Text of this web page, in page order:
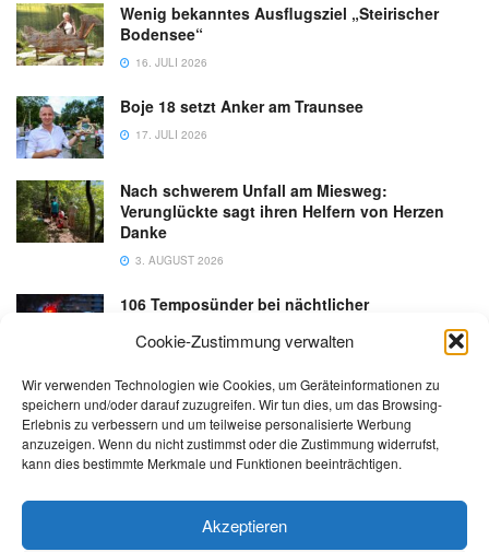
Cookie-Zustimmung verwalten
Wir verwenden Technologien wie Cookies, um Geräteinformationen zu
speichern und/oder darauf zuzugreifen. Wir tun dies, um das Browsing-
Erlebnis zu verbessern und um teilweise personalisierte Werbung
anzuzeigen. Wenn du nicht zustimmst oder die Zustimmung widerrufst,
kann dies bestimmte Merkmale und Funktionen beeinträchtigen.
Akzeptieren
Wenig bekanntes Ausflugsziel „Steirischer
Bodensee“
16. JULI 2026
Boje 18 setzt Anker am Traunsee
17. JULI 2026
Nach schwerem Unfall am Miesweg:
Verunglückte sagt ihren Helfern von Herzen
Danke
3. AUGUST 2026
106 Temposünder bei nächtlicher
18. JULI 2026